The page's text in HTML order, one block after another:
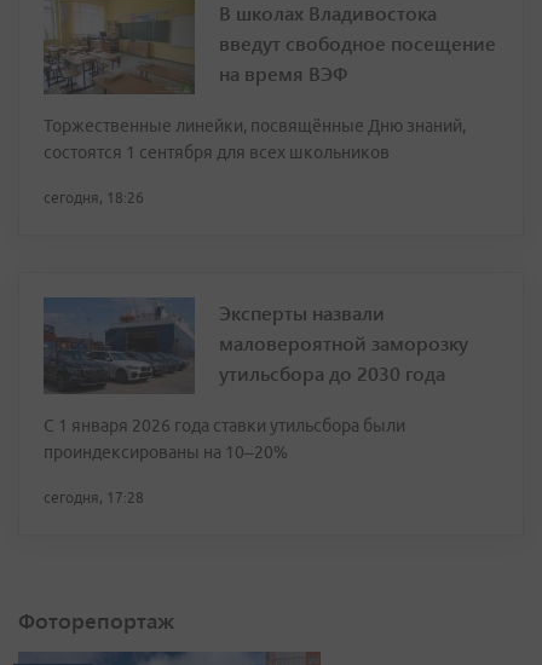
В школах Владивостока
введут свободное посещение
на время ВЭФ
Торжественные линейки, посвящённые Дню знаний,
состоятся 1 сентября для всех школьников
сегодня, 18:26
Эксперты назвали
маловероятной заморозку
утильсбора до 2030 года
С 1 января 2026 года ставки утильсбора были
проиндексированы на 10–20%
сегодня, 17:28
Фоторепортаж